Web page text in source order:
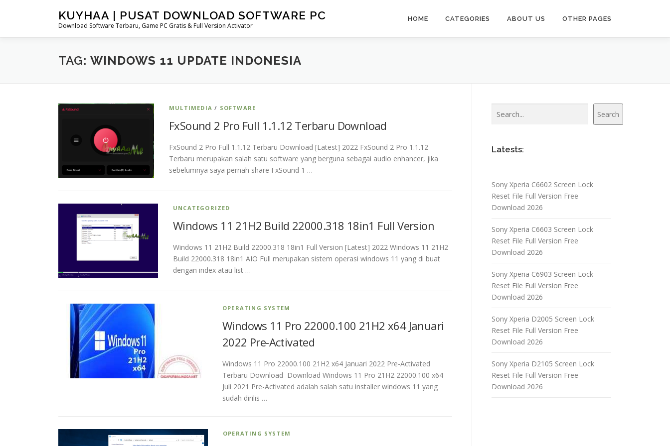
KUYHAA | PUSAT DOWNLOAD SOFTWARE PC
Download Software Terbaru, Game PC Gratis & Full Version Activator
HOME CATEGORIES ABOUT US OTHER PAGES
TAG: WINDOWS 11 UPDATE INDONESIA
MULTIMEDIA / SOFTWARE
FxSound 2 Pro Full 1.1.12 Terbaru Download
FxSound 2 Pro Full 1.1.12 Terbaru Download [Latest] 2022 FxSound 2 Pro 1.1.12
Terbaru merupakan salah satu software yang berguna sebagai audio enhancer, jika
sebelumnya saya pernah share FxSound 1 …
UNCATEGORIZED
Windows 11 21H2 Build 22000.318 18in1 Full Version
Windows 11 21H2 Build 22000.318 18in1 Full Version [Latest] 2022 Windows 11 21H2
Build 22000.318 18in1 AIO Full merupakan sistem operasi windows 11 yang di buat
dengan index atau list …
OPERATING SYSTEM
Windows 11 Pro 22000.100 21H2 x64 Januari
2022 Pre-Activated
Windows 11 Pro 22000.100 21H2 x64 Januari 2022 Pre-Activated
Terbaru Download Download Windows 11 Pro 21H2 22000.100 x64
Juli 2021 Pre-Activated adalah salah satu installer windows 11 yang
sudah dirilis …
OPERATING SYSTEM
Search
Latests:
Sony Xperia C6602 Screen Lock
Reset File Full Version Free
Download 2026
Sony Xperia C6603 Screen Lock
Reset File Full Version Free
Download 2026
Sony Xperia C6903 Screen Lock
Reset File Full Version Free
Download 2026
Sony Xperia D2005 Screen Lock
Reset File Full Version Free
Download 2026
Sony Xperia D2105 Screen Lock
Reset File Full Version Free
Download 2026